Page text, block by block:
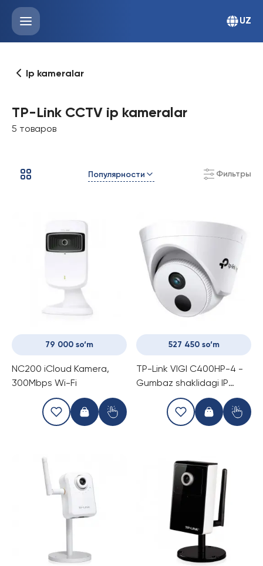
UZ
Ip kameralar
TP-Link CCTV ip kameralar
5 товаров
Популярности Фильтры
79 000 so‘m
NC200 iCloud Kamera,
300Mbps Wi-Fi
527 450 so‘m
TP-Link VIGI C400HP-4 -
Gumbaz shaklidagi IP